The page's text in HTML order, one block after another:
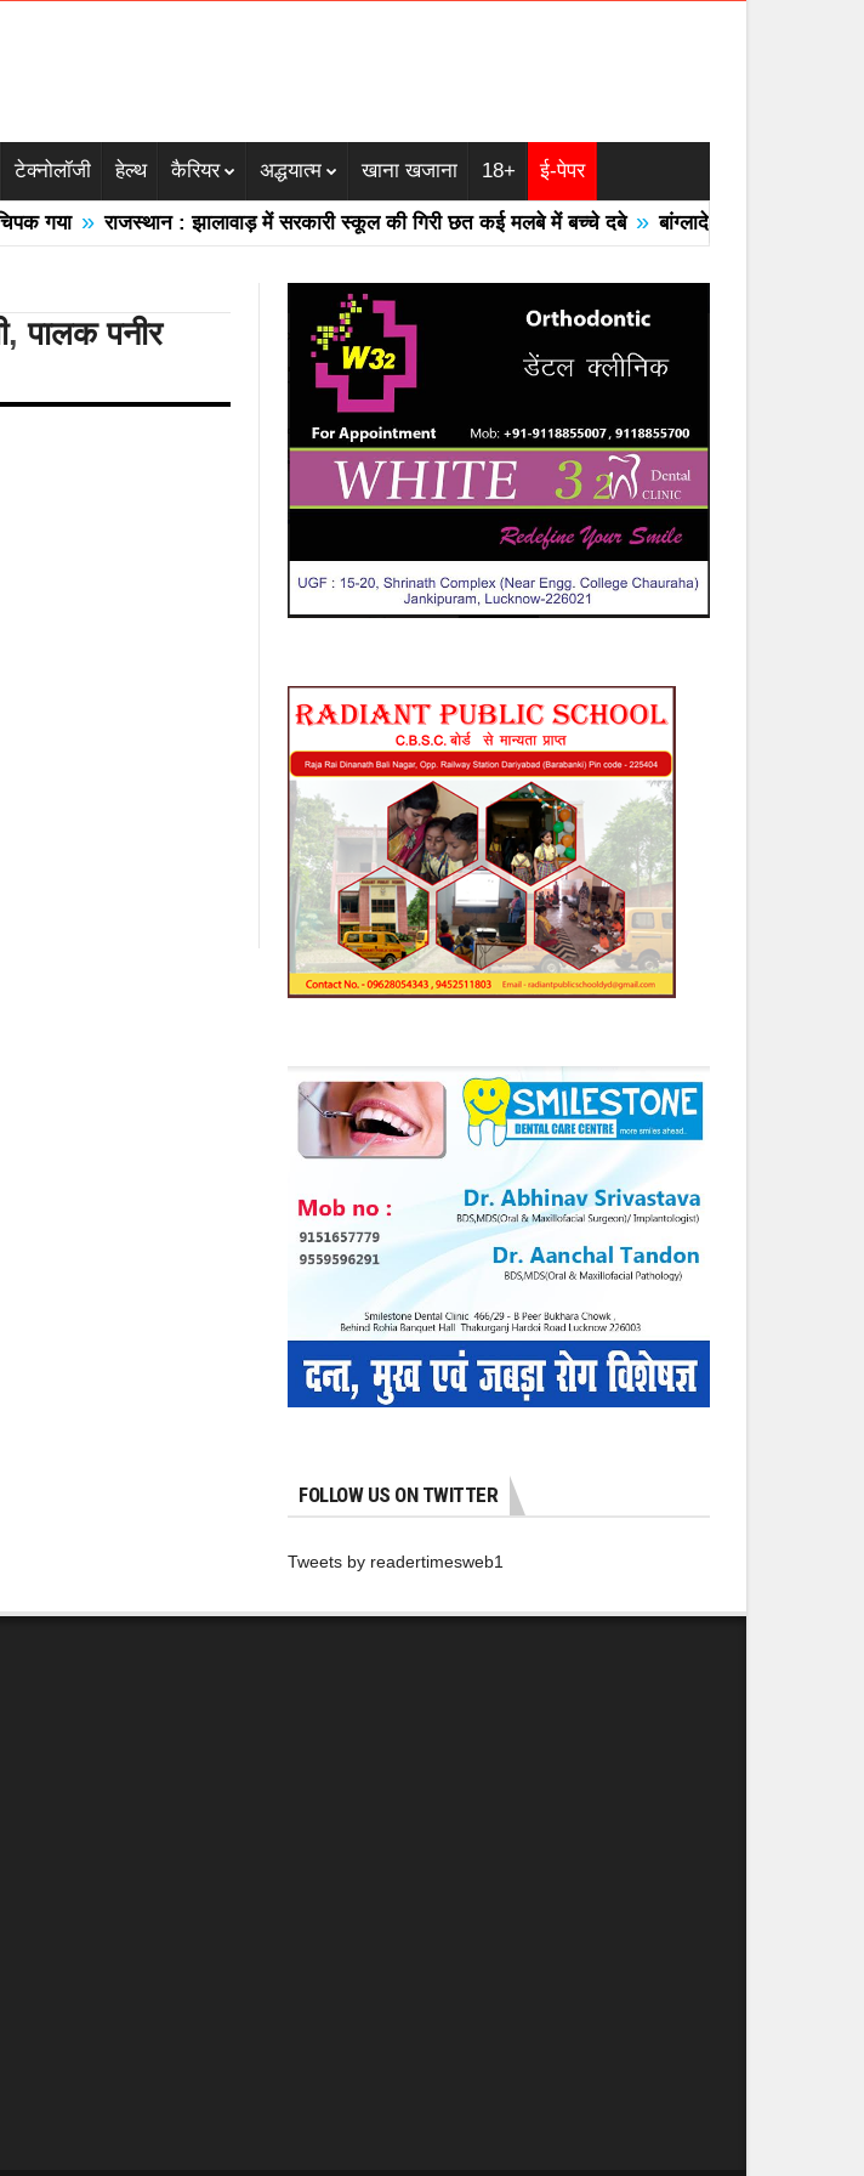
टेक्नोलॉजी हेल्थ कैरियर अद्धयात्म खाना खजाना 18+ ई-पेपर
गया » राजस्थान : झालावाड़ में सरकारी स्कूल की गिरी छत कई मलबे में बच्चे दबे » बांग्लादेश का एयरफोर्स का F -
,पालक पनीर
FOLLOW US ON TWITTER
Tweets by readertimesweb1